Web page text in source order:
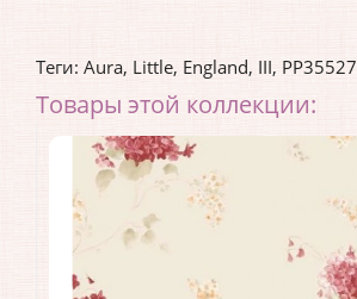
Теги: Aura, Little, England, III, PP35527
Товары этой коллекции: